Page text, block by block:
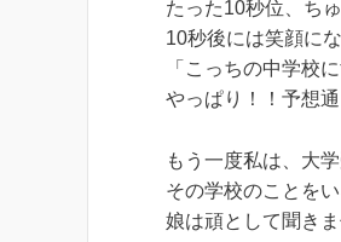
たった10秒位、ち
10秒後には笑顔にな
「こっちの中学校
やっぱり！！予想通
もう一度私は、大
その学校のことを
娘は頑として聞きま